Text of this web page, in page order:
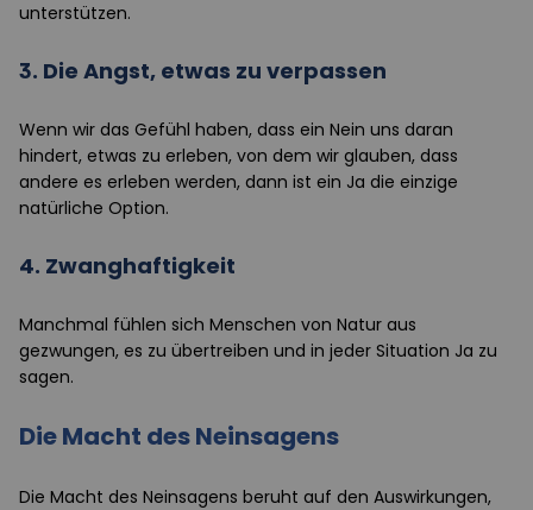
unterstützen.
3. Die Angst, etwas zu verpassen
Wenn wir das Gefühl haben, dass ein Nein uns daran
hindert, etwas zu erleben, von dem wir glauben, dass
andere es erleben werden, dann ist ein Ja die einzige
natürliche Option.
4. Zwanghaftigkeit
Manchmal fühlen sich Menschen von Natur aus
gezwungen, es zu übertreiben und in jeder Situation Ja zu
sagen.
Die Macht des Neinsagens
Die Macht des Neinsagens beruht auf den Auswirkungen,